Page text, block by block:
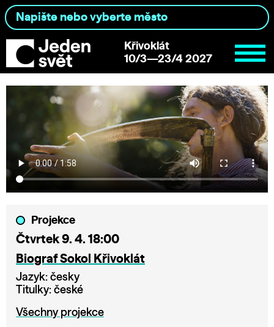
Křivoklát
10/3—23/4 2027
Projekce
Čtvrtek 9. 4. 18:00
Biograf Sokol Křivoklát
Jazyk: česky
Titulky: české
Všechny projekce